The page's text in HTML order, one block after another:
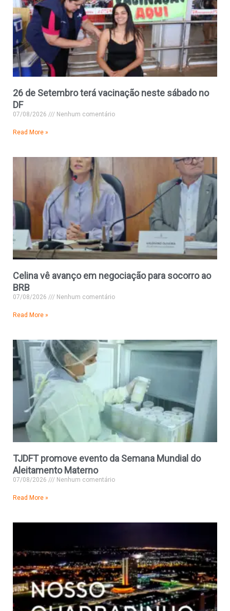
26 de Setembro terá vacinação neste sábado no
DF
07/08/2026 Nenhum comentário
Read More »
Celina vê avanço em negociação para socorro ao
BRB
07/08/2026 Nenhum comentário
Read More »
TJDFT promove evento da Semana Mundial do
Aleitamento Materno
07/08/2026 Nenhum comentário
Read More »